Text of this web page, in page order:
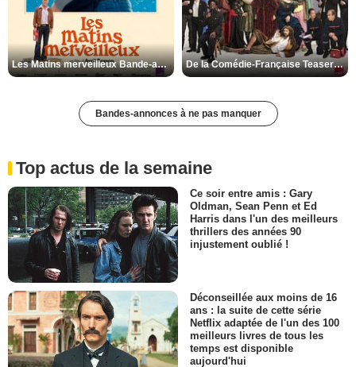
Les Matins merveilleux Bande-annonce VF De la Comédie-Française Teaser VF
Bandes-annonces à ne pas manquer
Top actus de la semaine
Ce soir entre amis : Gary
Oldman, Sean Penn et Ed
Harris dans l'un des meilleurs
thrillers des années 90
injustement oublié !
Déconseillée aux moins de 16
ans : la suite de cette série
Netflix adaptée de l'un des 100
meilleurs livres de tous les
temps est disponible
aujourd'hui